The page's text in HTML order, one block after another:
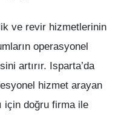
ve revir hizmetlerinin
operasyonel
artırır. Isparta’da
hizmet arayan
için doğru firma ile